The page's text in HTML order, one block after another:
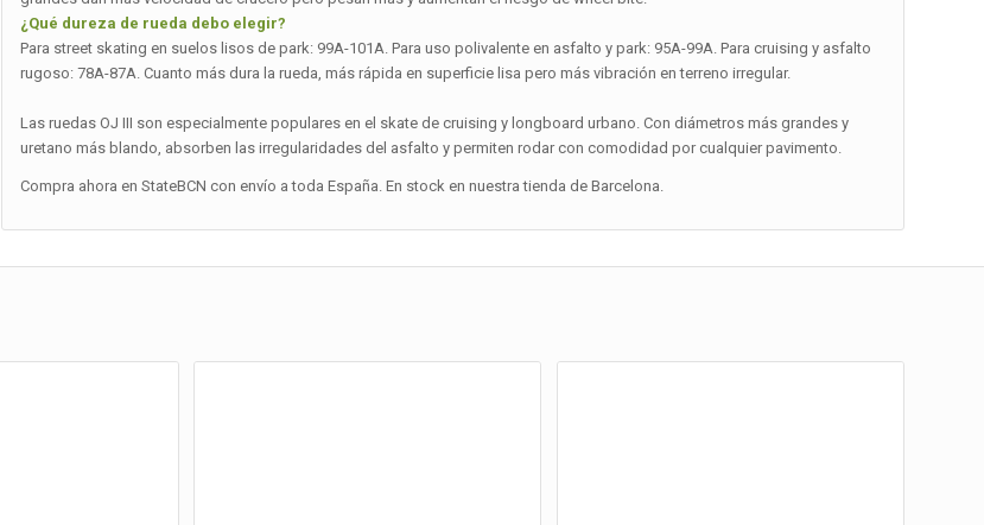
¿Qué dureza de rueda debo elegir?
Para street skating en suelos lisos de park: 99A-101A. Para uso polivalente en asfalto y park: 95A-99A. Para cruising y asfalto
rugoso: 78A-87A. Cuanto más dura la rueda, más rápida en superficie lisa pero más vibración en terreno irregular.
Las ruedas OJ III son especialmente populares en el skate de cruising y longboard urbano. Con diámetros más grandes y
uretano más blando, absorben las irregularidades del asfalto y permiten rodar con comodidad por cualquier pavimento.
Compra ahora en StateBCN con envío a toda España. En stock en nuestra tienda de Barcelona.